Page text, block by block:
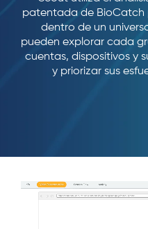
patentada de BioCatch
dentro de un
pueden explorar cada
cuentas, dispositivos y
y priorizar sus